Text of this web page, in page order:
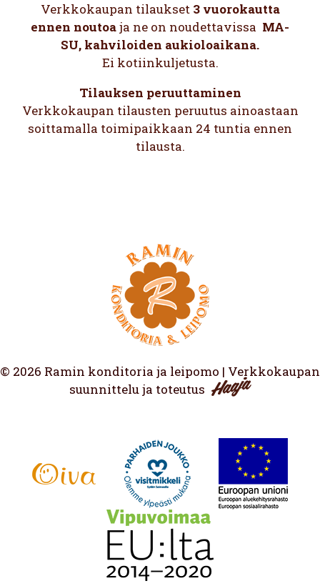
Verkkokaupan tilaukset 3 vuorokautta
ennen noutoaja ne on noudettavissa MA-
SU, kahviloiden aukioloaikana.
Ei kotiinkuljetusta.
Tilauksen peruuttaminen
Verkkokaupan tilausten peruutus ainoastaan
soittamalla toimipaikkaan 24 tuntia ennen
tilausta.
© 2026 Ramin konditoria ja leipomo | Verkkokaupan
suunnittelu ja toteutus